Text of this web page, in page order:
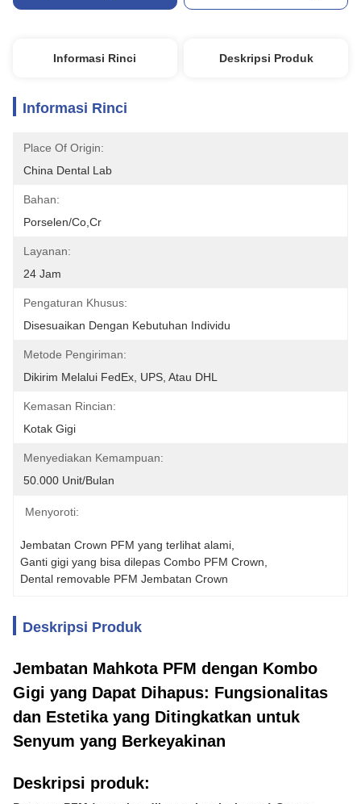
Informasi Rinci Deskripsi Produk
Informasi Rinci
Place Of Origin:
China Dental Lab
Bahan:
Porselen/co,cr
Layanan:
24 Jam
Pengaturan Khusus:
Disesuaikan Dengan Kebutuhan Individu
Metode Pengiriman:
Dikirim Melalui FedEx, UPS, Atau DHL
Kemasan Rincian:
Kotak Gigi
Menyediakan Kemampuan:
50.000 Unit/bulan
Menyoroti:
Jembatan Crown PFM yang terlihat alami
Ganti gigi yang bisa dilepas Combo PFM Crown
Dental removable PFM Jembatan Crown
Deskripsi Produk
Jembatan Mahkota PFM dengan Kombo
Gigi yang Dapat Dihapus: Fungsionalitas
dan Estetika yang Ditingkatkan untuk
Senyum yang Berkeyakinan
Deskripsi produk: